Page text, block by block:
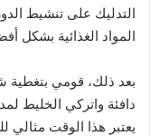
التدليك على تنشيط
المواد الغذائية بشكل
بعد ذلك، قومي بتغطية
يعتبر هذا الوقت مثالي